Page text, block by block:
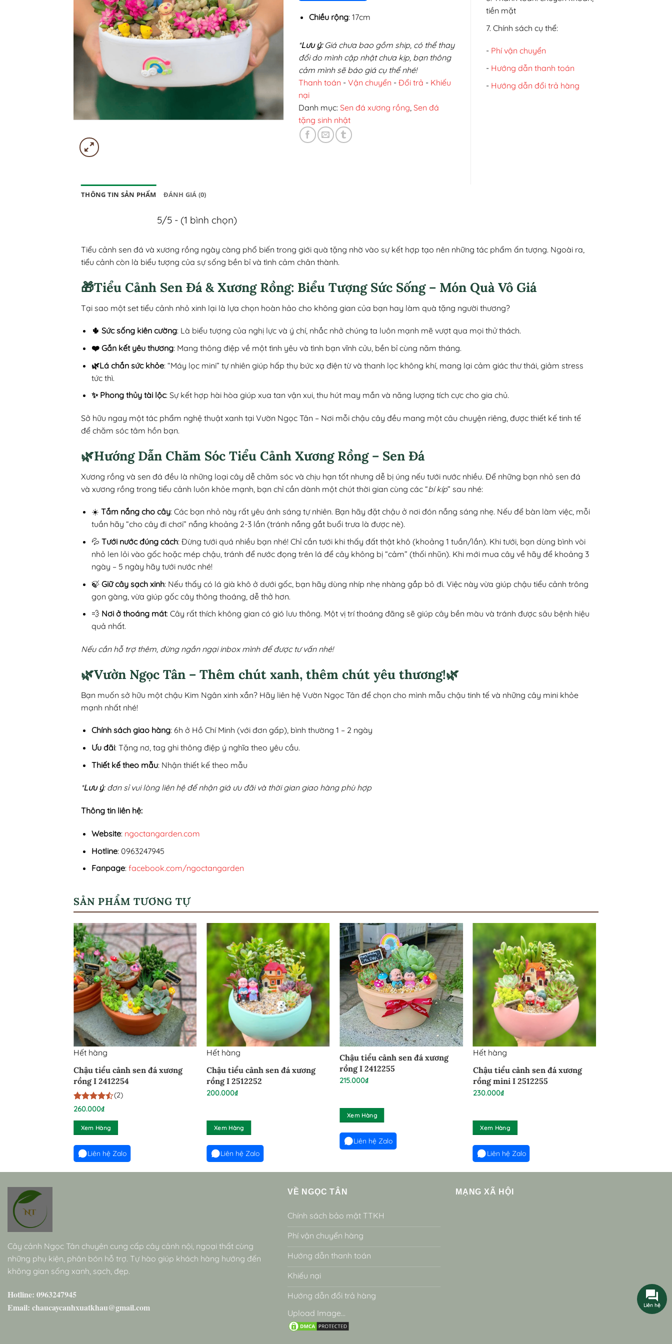
Chiều rộng: 17cm
*Lưu ý:Giá chưa bao gồm ship, có thể thay
đổi do mình cập nhật chưa kịp, bạn thông
cảm mình sẽ báo giá cụ thể nhé!
Thanh toán - Vận chuyển - Đổi trả - Khiếu
nại
Danh mục: Sen đá xương rồng Sen đá
tặng sinh nhật
tiền mặt
7. Chính sách cụ thể:
- Phí vận chuyển
- Hướng dẫn thanh toán
- Hướng dẫn đổi trả hàng
THÔNG TIN SẢN PHẨM ĐÁNH GIÁ (0)
5/5 - (1 bình chọn)
Tiểu cảnh sen đá và xương rồng ngày càng phổ biến trong giới quà tặng nhờ vào sự kết hợp tạo nên những tác phẩm ấn tượng. Ngoài ra,
tiểu cảnh còn là biểu tượng của sự sống bền bỉ và tình cảm chân thành.
🎁Tiểu Cảnh Sen Đá & Xương Rồng: Biểu Tượng Sức Sống – Món Quà Vô Giá
Tại sao một set tiểu cảnh nhỏ xinh lại là lựa chọn hoàn hảo cho không gian của bạn hay làm quà tặng người thương?
🌵 Sức sống kiên cường: Là biểu tượng của nghị lực và ý chí, nhắc nhở chúng ta luôn mạnh mẽ vượt qua mọi thử thách.
❤️ Gắn kết yêu thương: Mang thông điệp về một tình yêu và tình bạn vĩnh cửu, bền bỉ cùng năm tháng.
🌿Lá chắn sức khỏe: “Máy lọc mini” tự nhiên giúp hấp thụ bức xạ điện từ và thanh lọc không khí, mang lại cảm giác thư thái, giảm stress
tức thì.
✨ Phong thủy tài lộc: Sự kết hợp hài hòa giúp xua tan vận xui, thu hút may mắn và năng lượng tích cực cho gia chủ.
Sở hữu ngay một tác phẩm nghệ thuật xanh tại Vườn Ngọc Tân – Nơi mỗi chậu cây đều mang một câu chuyện riêng, được thiết kế tinh tế
để chăm sóc tâm hồn bạn.
🌿Hướng Dẫn Chăm Sóc Tiểu Cảnh Xương Rồng – Sen Đá
Xương rồng và sen đá đều là những loại cây dễ chăm sóc và chịu hạn tốt nhưng dễ bị úng nếu tưới nước nhiều. Để những bạn nhỏ sen đá
và xương rồng trong tiểu cảnh luôn khỏe mạnh, bạn chỉ cần dành một chút thời gian cùng các “bí kíp” sau nhé:
☀️ Tắm nắng cho cây: Các bạn nhỏ này rất yêu ánh sáng tự nhiên. Bạn hãy đặt chậu ở nơi đón nắng sáng nhẹ. Nếu để bàn làm việc, mỗi
tuần hãy “cho cây đi chơi” nắng khoảng 2-3 lần (tránh nắng gắt buổi trưa là được nè).
💦 Tưới nước đúng cách: Đừng tưới quá nhiều bạn nhé! Chỉ cần tưới khi thấy đất thật khô (khoảng 1 tuần/lần). Khi tưới, bạn dùng bình vòi
nhỏ len lỏi vào gốc hoặc mép chậu, tránh để nước đọng trên lá để cây không bị “cảm” (thối nhũn). Khi mới mua cây về hãy để khoảng 3
ngày – 5 ngày hãy tưới nước nhé!
🍃 Giữ cây sạch xinh: Nếu thấy có lá già khô ở dưới gốc, bạn hãy dùng nhíp nhẹ nhàng gắp bỏ đi. Việc này vừa giúp chậu tiểu cảnh trông
gọn gàng, vừa giúp gốc cây thông thoáng, dễ thở hơn.
💨 Nơi ở thoáng mát: Cây rất thích không gian có gió lưu thông. Một vị trí thoáng đãng sẽ giúp cây bền màu và tránh được sâu bệnh hiệu
quả nhất.
Nếu cần hỗ trợ thêm, đừng ngần ngại inbox mình để được tư vấn nhé!
🌿Vườn Ngọc Tân – Thêm chút xanh, thêm chút yêu thương!🌿
Bạn muốn sở hữu một chậu Kim Ngân xinh xắn? Hãy liên hệ Vườn Ngọc Tân để chọn cho mình mẫu chậu tinh tế và những cây mini khỏe
mạnh nhất nhé!
Chính sách giao hàng: 6h ở Hồ Chí Minh (với đơn gấp), bình thường 1 – 2 ngày
Ưu đãi: Tặng nơ, tag ghi thông điệp ý nghĩa theo yêu cầu.
Thiết kế theo mẫu: Nhận thiết kế theo mẫu
*Lưu ý: đơn sỉ vui lòng liên hệ để nhận giá ưu đãi và thời gian giao hàng phù hợp
Thông tin liên hệ:
Website: ngoctangarden.com
Hotline: 0963247945
Fanpage: facebook.com/ngoctangarden
SẢN PHẨM TƯƠNG TỰ
Hết hàng
Chậu tiểu cảnh sen đá xương
rồng I 2412254
4.5trên 5
2
(2)
260.000₫
Xem Hàng
Liên hệ Zalo
Hết hàng
Chậu tiểu cảnh sen đá xương
rồng I 2512252
200.000₫
Xem Hàng
Liên hệ Zalo
Chậu tiểu cảnh sen đá xương
rồng I 2412255
215.000₫
Xem Hàng
Liên hệ Zalo
Hết hàng
Chậu tiểu cảnh sen đá xương
rồng mini I 2512255
230.000₫
Xem Hàng
Liên hệ Zalo
Cây cảnh Ngọc Tân chuyên cung cấp cây cảnh nội, ngoại thất cùng
những phụ kiện, phân bón hỗ trợ. Tự hào giúp khách hàng hướng đến
không gian sống xanh, sạch, đẹp.
Hotline: 0963247945
Email: chaucaycanhxuatkhau@gmail.com
VỀ NGỌC TÂN
Chính sách bảo mật TTKH
Phí vận chuyển hàng
Hướng dẫn thanh toán
Khiếu nại
Hướng dẫn đổi trả hàng
Upload Image...
MẠNG XÃ HỘI
Liên hệ